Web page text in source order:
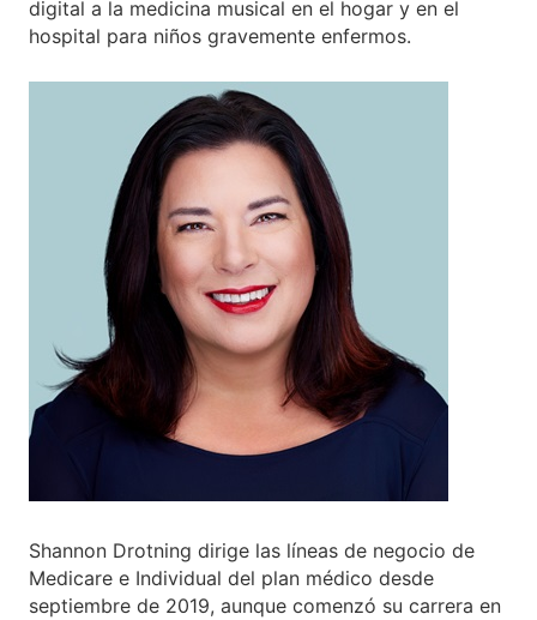
digital a la medicina musical en el hogar y en el
hospital para niños gravemente enfermos.
Shannon Drotning dirige las líneas de negocio de
Medicare e Individual del plan médico desde
septiembre de 2019, aunque comenzó su carrera en